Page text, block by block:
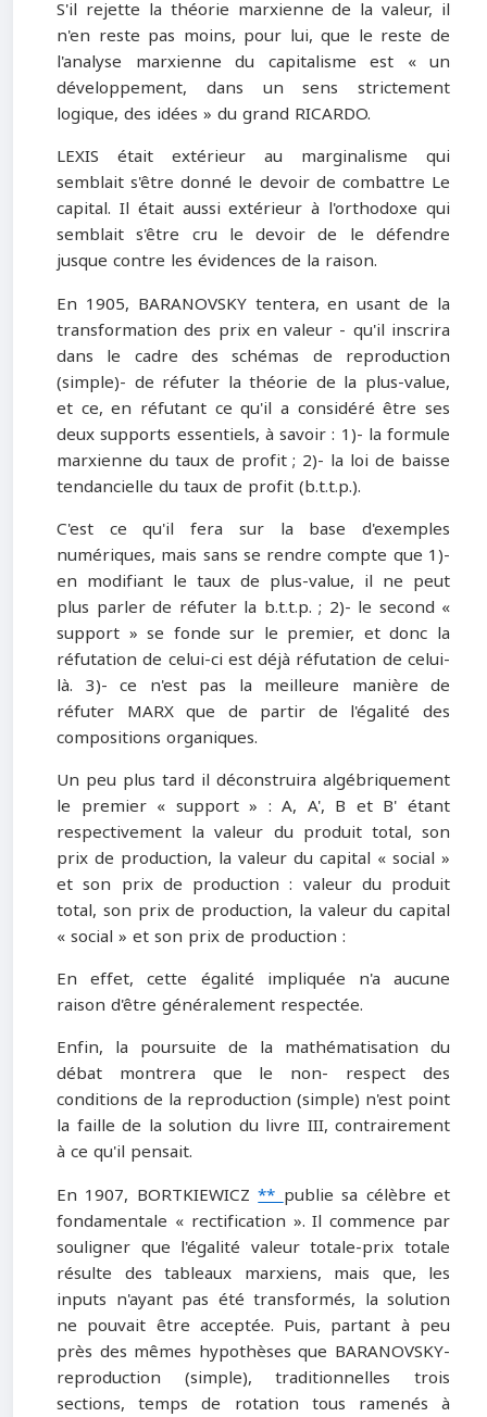
S'il rejette la théorie marxienne de la valeur, il
n'en reste pas moins, pour lui, que le reste de
l'analyse marxienne du capitalisme est « un
développement, dans un sens strictement
logique, des idées » du grand RICARDO.
LEXIS était extérieur au marginalisme qui
semblait s'être donné le devoir de combattre Le
capital. Il était aussi extérieur à l'orthodoxe qui
semblait s'être cru le devoir de le défendre
jusque contre les évidences de la raison.
En 1905, BARANOVSKY tentera, en usant de la
transformation des prix en valeur - qu'il inscrira
dans le cadre des schémas de reproduction
(simple)- de réfuter la théorie de la plus-value,
et ce, en réfutant ce qu'il a considéré être ses
deux supports essentiels, à savoir : 1)- la formule
marxienne du taux de profit ; 2)- la loi de baisse
tendancielle du taux de profit (b.t.t.p.).
C'est ce qu'il fera sur la base d'exemples
numériques, mais sans se rendre compte que 1)-
en modifiant le taux de plus-value, il ne peut
plus parler de réfuter la b.t.t.p. ; 2)- le second «
support » se fonde sur le premier, et donc la
réfutation de celui-ci est déjà réfutation de celui-
là. 3)- ce n'est pas la meilleure manière de
réfuter MARX que de partir de l'égalité des
compositions organiques.
Un peu plus tard il déconstruira algébriquement
le premier « support » : A, A', B et B' étant
respectivement la valeur du produit total, son
prix de production, la valeur du capital « social »
et son prix de production : valeur du produit
total, son prix de production, la valeur du capital
« social » et son prix de production :
En effet, cette égalité impliquée n'a aucune
raison d'être généralement respectée.
Enfin, la poursuite de la mathématisation du
débat montrera que le non- respect des
conditions de la reproduction (simple) n'est point
la faille de la solution du livre III, contrairement
à ce qu'il pensait.
En 1907, BORTKIEWICZ**publie sa célèbre et
fondamentale « rectification ». Il commence par
souligner que l'égalité valeur totale-prix totale
résulte des tableaux marxiens, mais que, les
inputs n'ayant pas été transformés, la solution
ne pouvait être acceptée. Puis, partant à peu
près des mêmes hypothèses que BARANOVSKY-
reproduction (simple), traditionnelles trois
sections, temps de rotation tous ramenés à